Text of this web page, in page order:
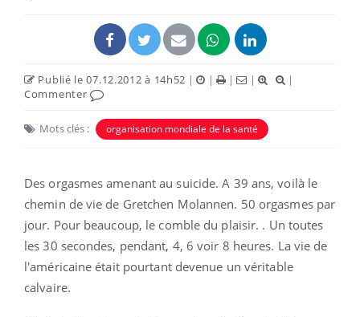
Publié le 07.12.2012 à 14h52 | | | |
|
Commenter
Mots clés : organisation mondiale de la santé
Des orgasmes amenant au suicide. A 39 ans, voilà le
chemin de vie de Gretchen Molannen. 50 orgasmes par
jour. Pour beaucoup, le comble du plaisir. . Un toutes
les 30 secondes, pendant, 4, 6 voir 8 heures. La vie de
l'américaine était pourtant devenue un véritable
calvaire.